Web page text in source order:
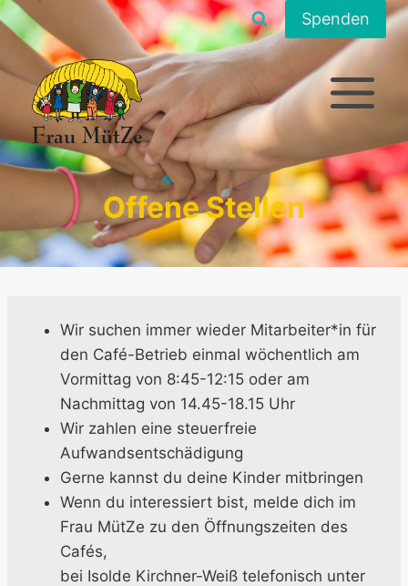
Zum
Inhalt
springen
Spenden
Offene Stellen
Wir suchen immer wieder Mitarbeiter*in für
den Café-Betrieb einmal wöchentlich am
Vormittag von 8:45-12:15 oder am
Nachmittag von 14.45-18.15 Uhr
Wir zahlen eine steuerfreie
Aufwandsentschädigung
Gerne kannst du deine Kinder mitbringen
Wenn du interessiert bist, melde dich im
Frau MütZe zu den Öffnungszeiten des
Cafés,
bei Isolde Kirchner-Weiß telefonisch unter